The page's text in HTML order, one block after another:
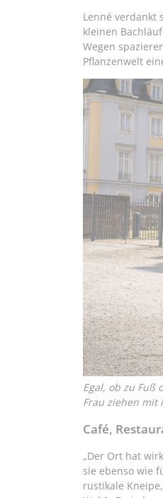
Lenné verdankt
kleinen
Wegen
Pflanzenwelt
Egal, ob zu Fuß
Frau ziehen mit
Café,
„Der Ort hat
sie ebenso wie
rustikale